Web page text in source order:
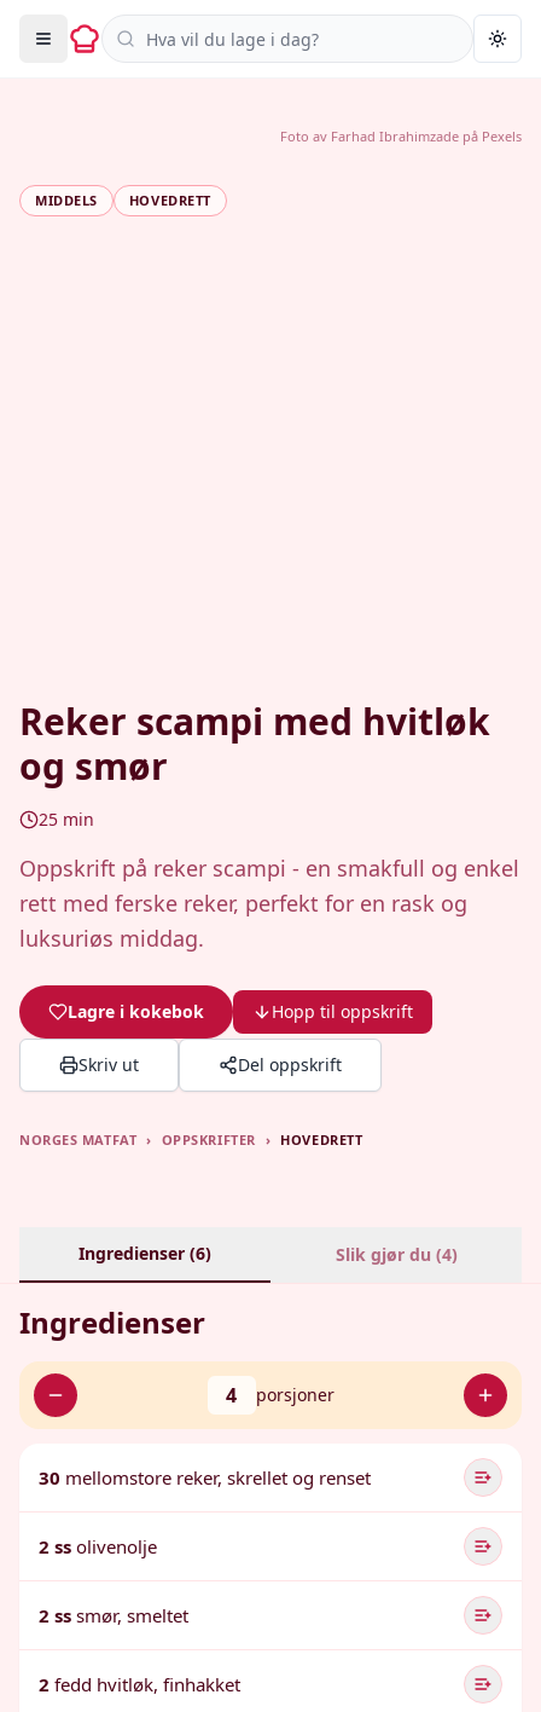
Søk i oppskrifter
MIDDELS HOVEDRETT
Reker scampi med hvitløk
og smør
25 min
Oppskrift på reker scampi - en smakfull og enkel
rett med ferske reker, perfekt for en rask og
luksuriøs middag.
Lagre i kokebok Hopp til oppskrift
Skriv ut Del oppskrift
Foto av Farhad Ibrahimzade på Pexels
NORGES MATFAT › OPPSKRIFTER › HOVEDRETT
Ingredienser (6) Slik gjør du (4)
Ingredienser
4 porsjoner
30 mellomstore reker, skrellet og renset
2 ss olivenolje
2 ss smør, smeltet
2 fedd hvitløk, finhakket